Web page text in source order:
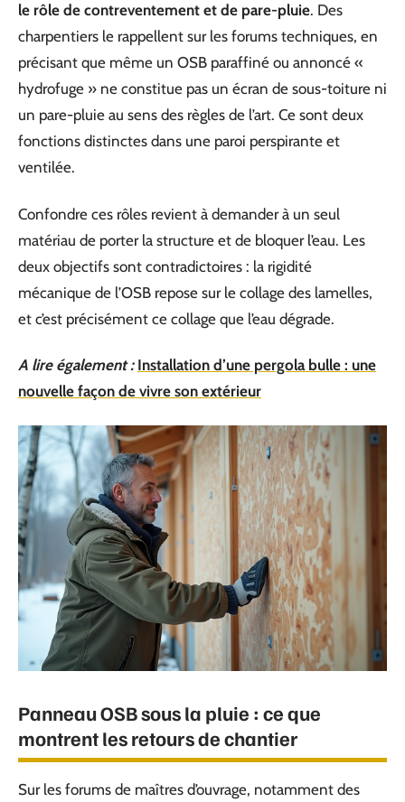
le rôle de contreventement et de pare-pluie. Des
charpentiers le rappellent sur les forums techniques, en
précisant que même un OSB paraffiné ou annoncé «
hydrofuge » ne constitue pas un écran de sous-toiture ni
un pare-pluie au sens des règles de l’art. Ce sont deux
fonctions distinctes dans une paroi perspirante et
ventilée.
Confondre ces rôles revient à demander à un seul
matériau de porter la structure et de bloquer l’eau. Les
deux objectifs sont contradictoires : la rigidité
mécanique de l’OSB repose sur le collage des lamelles,
et c’est précisément ce collage que l’eau dégrade.
A lire également : Installation d’une pergola bulle : une
nouvelle façon de vivre son extérieur
Panneau OSB sous la pluie : ce que
montrent les retours de chantier
Sur les forums de maîtres d’ouvrage, notamment des